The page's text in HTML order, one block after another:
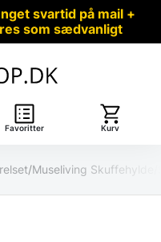
svartid på mail +
som sædvanligt
Favoritter Kurv
/Museliving Skuffehylde/